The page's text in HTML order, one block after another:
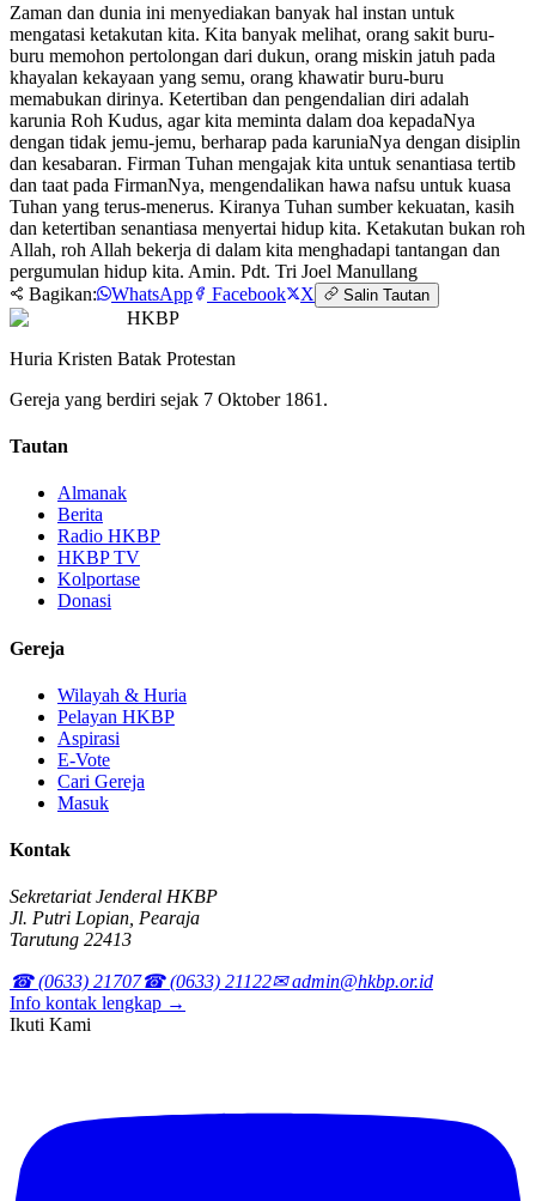
Zaman dan dunia ini menyediakan banyak hal instan untuk
mengatasi ketakutan kita. Kita banyak melihat, orang sakit buru-
buru memohon pertolongan dari dukun, orang miskin jatuh pada
khayalan kekayaan yang semu, orang khawatir buru-buru
memabukan dirinya. Ketertiban dan pengendalian diri adalah
karunia Roh Kudus, agar kita meminta dalam doa kepadaNya
dengan tidak jemu-jemu, berharap pada karuniaNya dengan disiplin
dan kesabaran. Firman Tuhan mengajak kita untuk senantiasa tertib
dan taat pada FirmanNya, mengendalikan hawa nafsu untuk kuasa
Tuhan yang terus-menerus. Kiranya Tuhan sumber kekuatan, kasih
dan ketertiban senantiasa menyertai hidup kita. Ketakutan bukan roh
Allah, roh Allah bekerja di dalam kita menghadapi tantangan dan
pergumulan hidup kita. Amin. Pdt. Tri Joel Manullang
Bagikan:
WhatsApp Facebook X Salin Tautan
HKBP
Huria Kristen Batak Protestan
Gereja yang berdiri sejak 7 Oktober 1861.
Tautan
Almanak
Berita
Radio HKBP
HKBP TV
Kolportase
Donasi
Gereja
Wilayah & Huria
Pelayan HKBP
Aspirasi
E-Vote
Cari Gereja
Masuk
Kontak
Sekretariat Jenderal HKBP
Jl. Putri Lopian, Pearaja
Tarutung 22413
☎ (0633) 21707☎ (0633) 21122✉ admin@hkbp.or.id
Info kontak lengkap →
Ikuti Kami